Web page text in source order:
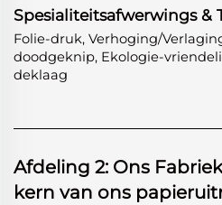
Spesialiteitsafwerwings &
Folie-druk, Verhoging/
doodgeknip, Ekologie-
deklaag
Afdeling 2: Ons
kern van ons